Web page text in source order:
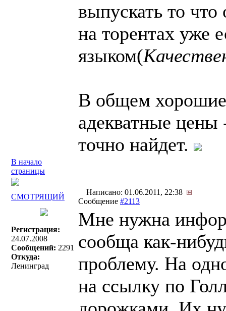
выпускать то
на торентах уже
языком(
В общем хорошие
адекватные цены
точно найдет.
В начало
страницы
СМОТРЯЩИЙ
Написано: 01.06.2011, 22:38
Сообщение #2113
Регистрация:
24.07.2008
Сообщений: 2291
Откуда:
Ленинград
Мне нужна
сообща как-
проблему. На
на ссылку по